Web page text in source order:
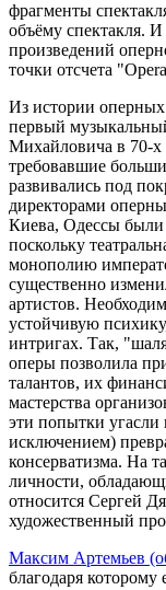
фрагменты
объёму спектакля.
произведений
точки отсчета
Из истории оперных
первый
Михайловича в 70-х
требовавшие
развивались под
директорами
Киева, Одессы были
поскольку
монополию
существенно
артистов.
устойчивую
интригах. Так,
оперы позволила
талантов, их
мастерства
эти попытки
исключением)
консерватизма. На
личности,
относится Сергей
художественный
Максим Артемьев
благодаря